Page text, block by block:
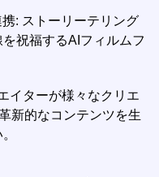
: ストーリーテリング
祝福するAIフィルムフ
イターが様々なクリエ
新的なコンテンツを生